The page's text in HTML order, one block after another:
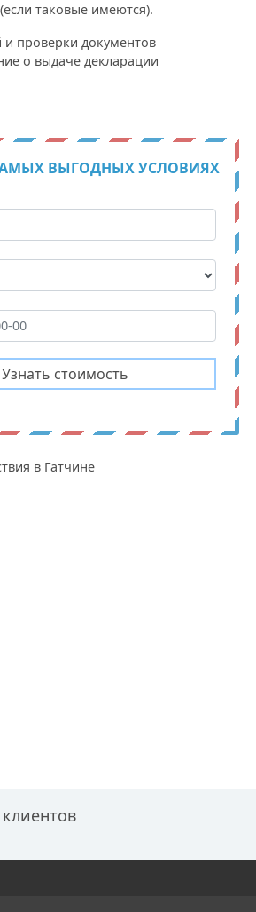
таковые имеются).
проверки документов
о выдаче декларации
ВЫГОДНЫХ УСЛОВИЯХ
в Гатчине